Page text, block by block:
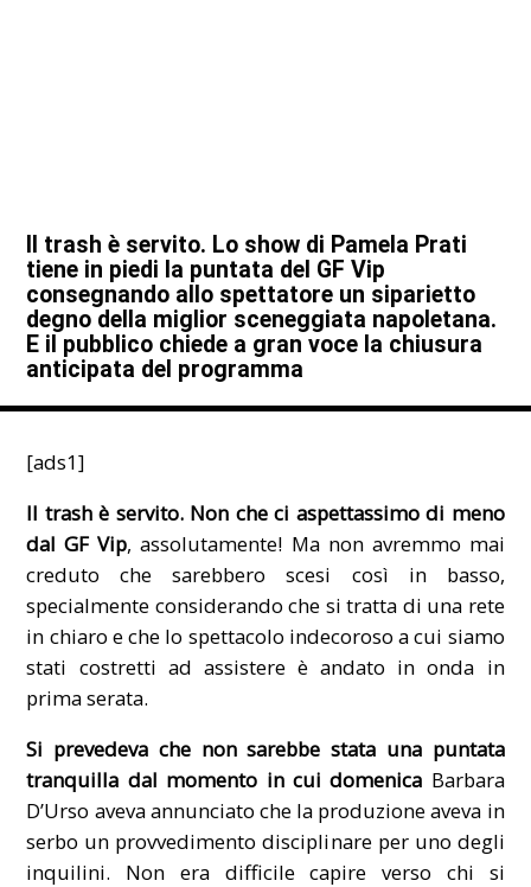
Il trash è servito. Lo show di Pamela Prati
tiene in piedi la puntata del GF Vip
consegnando allo spettatore un siparietto
degno della miglior sceneggiata napoletana.
E il pubblico chiede a gran voce la chiusura
anticipata del programma
[ads1]
Il trash è servito. Non che ci aspettassimo di meno
dal GF Vip, assolutamente! Ma non avremmo mai
creduto che sarebbero scesi così in basso,
specialmente considerando che si tratta di una rete
in chiaro e che lo spettacolo indecoroso a cui siamo
stati costretti ad assistere è andato in onda in
prima serata.
Si prevedeva che non sarebbe stata una puntata
tranquilla dal momento in cui domenica Barbara
D’Urso aveva annunciato che la produzione aveva in
serbo un provvedimento disciplinare per uno degli
inquilini. Non era difficile capire verso chi si